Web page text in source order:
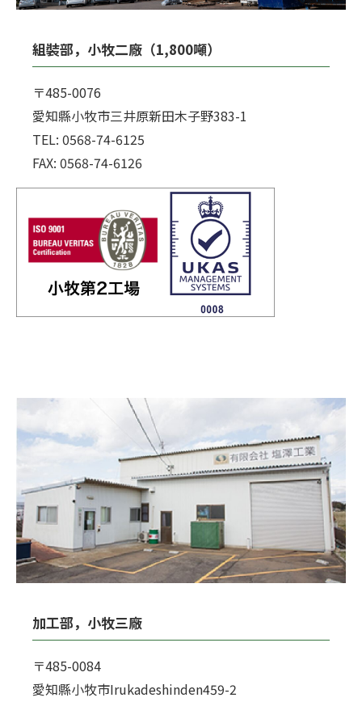
組裝部，小牧二廠（1,800噸）
〒485-0076
愛知縣小牧市三井原新田木子野383-1
TEL: 0568-74-6125
FAX: 0568-74-6126
加工部，小牧三廠
〒485-0084
愛知縣小牧市Irukadeshinden459-2